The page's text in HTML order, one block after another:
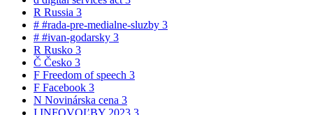
R Russia 3
# #rada-pre-medialne-sluzby 3
# #ivan-godarsky 3
R Rusko 3
Č Česko 3
F Freedom of speech 3
F Facebook 3
N Novinárska cena 3
I INFOVOĽBY 2023 3